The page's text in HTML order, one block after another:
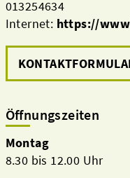
013254634
Internet: https://
Öffnungszeiten
Montag
8.30 bis 12.00 Uhr